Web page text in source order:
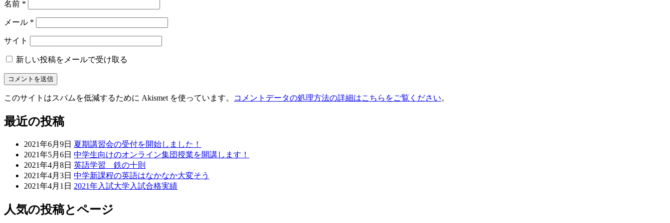
名前 *
メール *
サイト
新しい投稿をメールで受け取る
このサイトはスパムを低減するために Akismet を使っています。 コメントデータの処理方法の詳細はこちらをご覧ください。
最近の投稿
2021年6月9日 夏期講習会の受付を開始しました！
2021年5月6日 中学生向けのオンライン集団授業を開講します！
2021年4月8日 英語学習 鉄の十則
2021年4月3日 中学新課程の英語はなかなか大変そう
2021年4月1日 2021年入試大学入試合格実績
人気の投稿とページ